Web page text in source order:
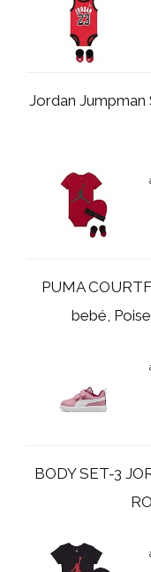
Jordan Jumpman
PUMA
bebé,
BODY SET-3